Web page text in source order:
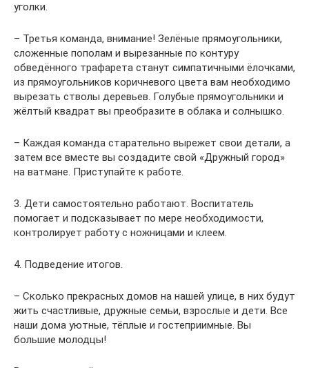
уголки.
– Третья команда, внимание! Зелёные прямоугольники,
сложенные пополам и вырезанные по контуру
обведённого трафарета станут симпатичными ёлочками,
из прямоугольников коричневого цвета вам необходимо
вырезать стволы деревьев. Голубые прямоугольники и
жёлтый квадрат вы преобразите в облака и солнышко.
– Каждая команда старательно вырежет свои детали, а
затем все вместе вы создадите свой «Дружный город»
на ватмане. Приступайте к работе.
3. Дети самостоятельно работают. Воспитатель
помогает и подсказывает по мере необходимости,
контролирует работу с ножницами и клеем.
4. Подведение итогов.
– Сколько прекрасных домов на нашей улице, в них будут
жить счастливые, дружные семьи, взрослые и дети. Все
наши дома уютные, тёплые и гостеприимные. Вы
большие молодцы!